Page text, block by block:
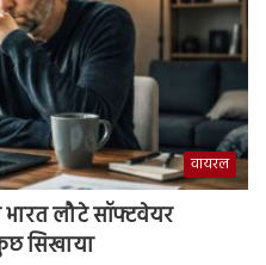
वायरल
भारत लौटे सॉफ्टवेयर
सिखाया